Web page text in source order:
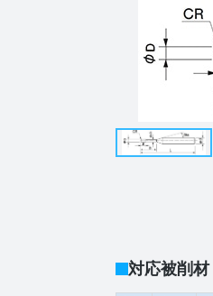
対応被削